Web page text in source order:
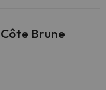
Brune